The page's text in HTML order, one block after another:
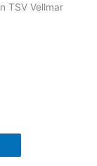
TSV Vellmar